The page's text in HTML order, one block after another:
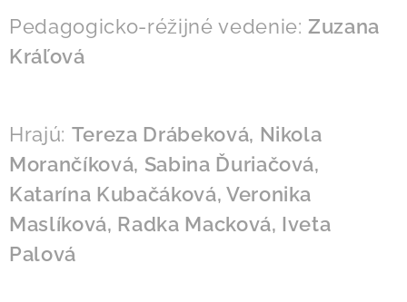
Pedagogicko-réžijné vedenie:Zuzana
Kráľová
Hrajú: Tereza Drábeková, Nikola
Morančíková, Sabina Ďuriačová,
Katarína Kubačáková, Veronika
Maslíková, Radka Macková, Iveta
Palová